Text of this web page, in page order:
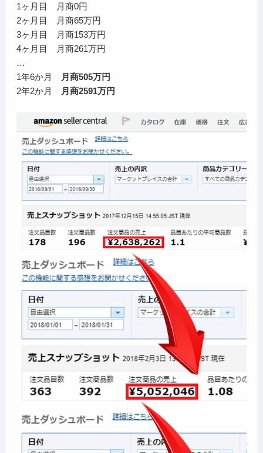
1ヶ月目 月商0円
2ヶ月目 月商65万円
3ヶ月目 月商153万円
4ヶ月目 月商261万円
…
1年6か月
月商505万円
2年2か月
月商2591万円